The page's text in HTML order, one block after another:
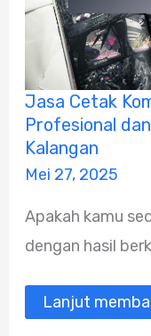
Jasa Cetak
Profesional
Kalangan
Mei 27, 2025
Apakah kamu
dengan hasil
Jasa
Cetak
Komik
Berkualitas
Unggul,
Profesional
Murah
untuk
Berbagai
Kalangan
Lanjut